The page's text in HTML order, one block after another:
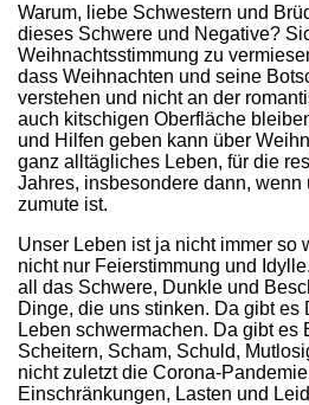
Warum, liebe Schwestern und
dieses Schwere und Negative?
Weihnachtsstimmung zu
dass Weihnachten und seine
verste­hen und nicht an der
auch kit­schigen Oberfläche
und Hilfen geben kann über
ganz alltäg­liches Leben, für die
Jahres, insbe­sondere dann, wenn
zumute ist.
Unser Leben ist ja nicht immer so
nicht nur Feierstimmung und
all das Schwere, Dunkle und
Dinge, die uns stinken. Da gibt es
Leben schwermachen. Da gibt es
Scheitern, Scham, Schuld,
nicht zuletzt die Corona-
Einschränkungen, Lasten und